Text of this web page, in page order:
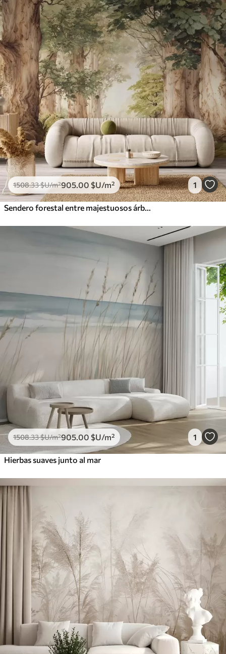
1508.33$U/m²905 .00 $U/m² 1
1508.33$U/m²905 .00 $U/m² 1
Hierbas suaves junto al mar